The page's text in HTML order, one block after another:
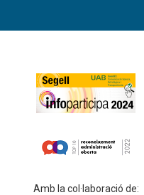
Amb la col·laboració de: